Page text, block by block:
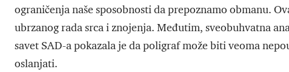
ograničenja naše sposobnosti da prepoznamo obmanu.
ubrzanog rada srca i znojenja. Međutim, sveobuhvatna
savet SAD-a pokazala je da poligraf može biti veoma
oslanjati.